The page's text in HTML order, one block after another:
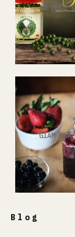
ĐỒ MUỐI
GIẤM HOA
Blog